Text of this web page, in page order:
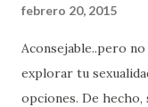
febrero 20, 2015
Aconsejable..pero
explorar tu
opciones. De